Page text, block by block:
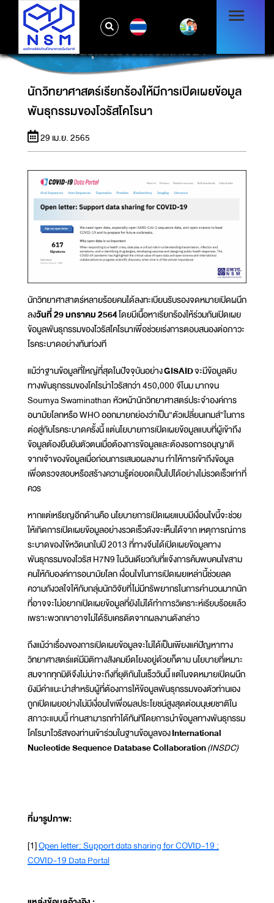
นักวิทยาศาสตร์เรียกร้องให้มีการเปิดเผยข้อมูล
พันธุกรรมของโวรัสโคโรนา
นักวิทยาศาสตร์เรียกร้องให้มีการเปิดเผยข้อมูล
พันธุกรรมของโวรัสโคโรนา
29 เม.ย. 2565
นักวิทยาศาสาตร์หลายร้อยคนได้ลงทะเบียนรับรองจดหมายเปิดผนึก
ลงวันที่ 29 มกราคม 2564โดยมีเนื้อหาเรียกร้องให้ร่วมกันเปิดเผย
ข้อมูลพันธุกรรมของโวรัสโคโรนาเพื่อช่วยเร่งการตอบสนองต่อภาวะ
โรคระบาดอย่างทันท่วงที
แม้ว่าฐานข้อมูลที่ใหญ่ที่สุดในปัจจุบันอย่างGISAIDจะมีข้อมูลดิบ
ทางพันธุกรรมของโคโรน่าไวรัสกว่า 450,000 จีโนม มากจน
Soumya Swaminathan หัวหน้านักวิทยาศาสตร์ประจำองค์การ
อนามัยโลกหรือ WHO ออกมายกย่องว่าเป็น”ตัวเปลี่ยนเกมส์”ในการ
ต่อสู่กับโรคระบาดครั้งนี้ แต่นโยบายการเปิดเผยข้อมูลแบบที่ผู้เข้าถึง
ข้อมูลต้องยืนยันตัวตนเมื่อต้องการข้อมูลและต้องรอการอนุญาติ
จากเจ้าของข้อมูลเมื่อก่อนการเสนอผลงาน ทำให้การเข้าถึงข้อมูล
เพื่อตรวจสอบหรือสร้างความรู้ต่อยอดเป็นไปได้อย่างไม่รวดเร็วเท่าที่
ควร
หากแต่เหรียญอีกด้านคือ นโยบายการเปิดเผยแบบมีเงื่อนไขนี้จะช่วย
ให้เกิดการเปิดเผยข้อมูลอย่างรวดเร็วดังจะเห็นได้จาก เหตุการณ์การ
ระบาดของไข้หวัดนกในปี 2013 ที่ทางจีนได้เปิดเผยข้อมูลทาง
พันธุกรรมของไวรัส H7N9 ในวันเดียวกับที่แจ้งการค้นพบคนไขสาม
คนให้กับองค์การอนามัยโลก เงื่อนไขในการเปิดเผยเหล่านี้ช่วยลด
ความกังวลใจให้กับกลุ่มนักวิจัยที่ไม่มีทรัพยากรในการคำนวนมากนัก
ที่อาจจะไม่อยากเปิดเผยข้อมูลที่ยังไม่ได้ทำการวิเคราะห์เรียบร้อยแล้ว
เพราะพวกเขาอาจไม่ได้รับเครดิตจากผลงานดังกล่าว
ถึงแม้ว่าเรื่องของการเปิดเผยข้อมูลจะไม่ได้เป็นเพียงแค่ปัญหาทาง
วิทยาศาสตร์แต่มีมิติทางสังคมยึดโยงอยู่ด้วยก็ตาม นโยบายที่เหมาะ
สมจากทุกมิติจึงไม่น่าจะถึงที่ยุติกันในเร็ววันนี้ แต่ในจดหมายเปิดผนึก
ยังมีคำแนะนำสำหรับผู้ที่ต้องการให้ข้อมูลพันธุกรรมของตัวท่านเอง
ถูกเปิดเผยอย่างไม่มีเงื่อนไขเพื่อผลประโยชน์สูงสุดต่อมนุษยชาติใน
สภาวะแบบนี้ ท่านสามารถทำได้ทันทีโดยการนำข้อมูลทางพันธุกรรม
โคโรนาไวรัสของท่านเข้าร่วมในฐานข้อมูลของInternational
Nucleotide Sequence Database Collaboration(INSDC)
ที่มารูปภาพ:
[1]Open letter: Support data sharing for COVID-19 :
COVID-19 Data Portal